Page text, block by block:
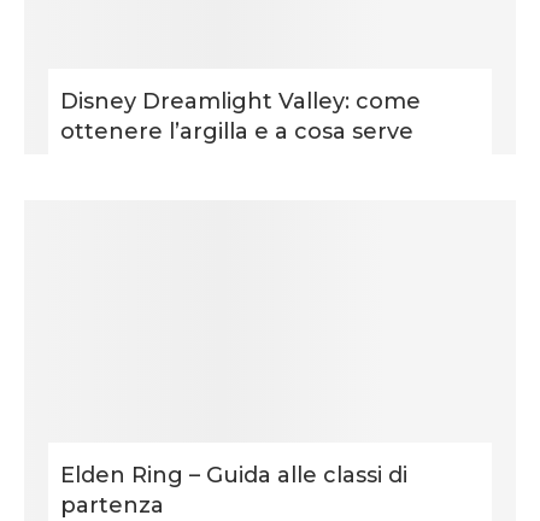
Disney Dreamlight Valley: come
ottenere l’argilla e a cosa serve
Elden Ring – Guida alle classi di
partenza